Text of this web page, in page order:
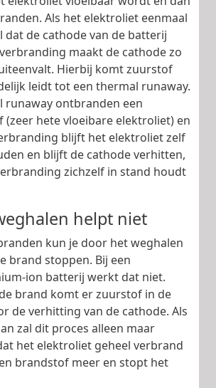
Als het elektroliet eenmaal
dat de cathode van de batterij
maakt de cathode zo
Hierbij komt zuurstof
leidt tot een thermal runaway.
runaway ontbranden een
(zeer hete vloeibare elektroliet) en
blijft het elektroliet zelf
en blijft de cathode verhitten,
zichzelf in stand houdt
helpt niet
kun je door het weghalen
brand stoppen. Bij een
ion batterij werkt dat niet.
brand komt er zuurstof in de
de verhitting van de cathode. Als
zal dit proces alleen maar
het elektroliet geheel verbrand
brandstof meer en stopt het